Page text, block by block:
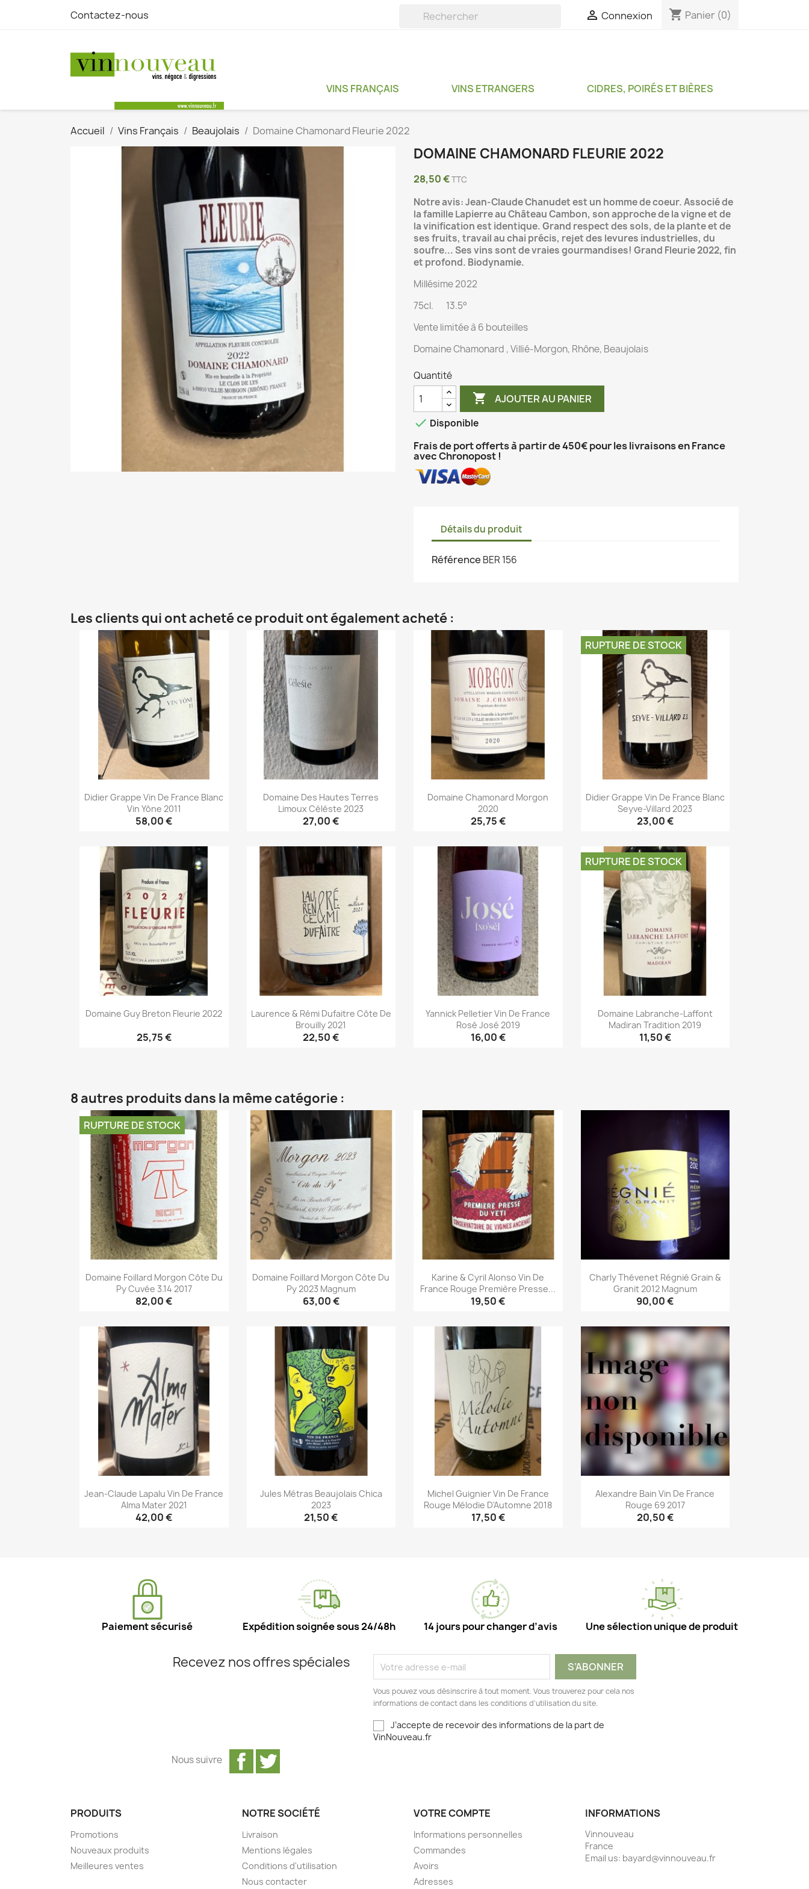
Contactez-nous  Connexion shopping_cart Panier (0)
VINS FRANÇAIS VINS ETRANGERS CIDRES, POIRÉS ET BIÈRES
Accueil Vins Français Beaujolais Domaine Chamonard Fleurie 2022
DOMAINE CHAMONARD FLEURIE 2022
28,50 €TTC
Notre avis: Jean-Claude Chanudet est un homme de coeur. Associé de
la famille Lapierre au Château Cambon, son approche de la vigne et de
la vinification est identique. Grand respect des sols, de la plante et de
ses fruits, travail au chai précis, rejet des levures industrielles, du
soufre... Ses vins sont de vraies gourmandises! Grand Fleurie 2022, fin
et profond. Biodynamie.
Millésime 2022
75cl. 13.5°
Vente limitée à 6 bouteilles
Domaine Chamonard , Villié-Morgon, Rhône, Beaujolais
Quantité
 AJOUTER AU PANIER
 Disponible
Frais de port offerts à partir de 450€ pour les livraisons en France
avec Chronopost !
Détails du produit
Référence BER 156
Les clients qui ont acheté ce produit ont également acheté :
Didier Grappe Vin De France Blanc
Vin Yône 2011
58,00 €
Aperçu rapide
Domaine Des Hautes Terres
Limoux Céléste 2023
27,00 €
Aperçu rapide
Domaine Chamonard Morgon
2020
25,75 €
Aperçu rapide
Didier Grappe Vin De France Blanc
Seyve-Villard 2023
23,00 €
RUPTURE DE STOCK
Aperçu rapide
Domaine Guy Breton Fleurie 2022
25,75 €
Laurence & Rémi Dufaitre Côte De
Brouilly 2021
22,50 €
Yannick Pelletier Vin De France
Rosé José 2019
16,00 €
Domaine Labranche-Laffont
Madiran Tradition 2019
11,50 €
RUPTURE DE STOCK
8 autres produits dans la même catégorie :
Domaine Foillard Morgon Côte Du
Py Cuvée 3.14 2017
82,00 €
RUPTURE DE STOCK
Aperçu rapide
Domaine Foillard Morgon Côte Du
Py 2023 Magnum
63,00 €
Aperçu rapide
Karine & Cyril Alonso Vin De
France Rouge Première Presse...
19,50 €
Aperçu rapide
Charly Thévenet Régnié Grain &
Granit 2012 Magnum
90,00 €
Aperçu rapide
Jean-Claude Lapalu Vin De France
Alma Mater 2021
42,00 €
Jules Métras Beaujolais Chica
2023
21,50 €
Michel Guignier Vin De France
Rouge Mélodie D'Automne 2018
17,50 €
Alexandre Bain Vin De France
Rouge 69 2017
20,50 €
Paiement sécurisé Expédition soignée sous 24/48h 14 jours pour changer d’avis Une sélection unique de produit
Recevez nos offres spéciales
Vous pouvez vous désinscrire à tout moment. Vous trouverez pour cela nos
informations de contact dans les conditions d'utilisation du site.
J’accepte de recevoir des informations de la part de
VinNouveau.fr
Facebook
Nous suivre
PRODUITS
Promotions
Nouveaux produits
Meilleures ventes
NOTRE SOCIÉTÉ
Livraison
Mentions légales
Conditions d'utilisation
Nous contacter
VOTRE COMPTE
Informations personnelles
Commandes
Avoirs
Adresses
INFORMATIONS
Vinnouveau
France
Email us: bayard@vinnouveau.fr